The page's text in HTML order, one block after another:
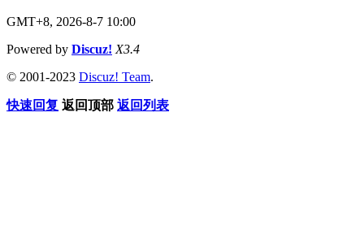
GMT+8, 2026-8-7 10:00
Powered by Discuz! X3.4
© 2001-2023 Discuz! Team.
快速回复 返回顶部 返回列表